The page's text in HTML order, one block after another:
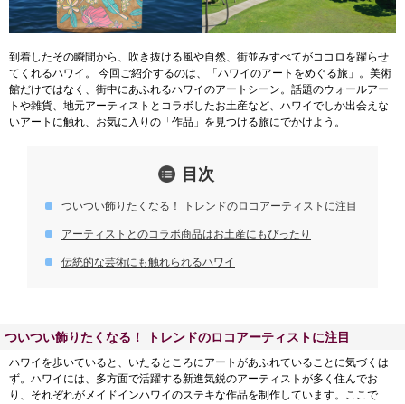
到着したその瞬間から、吹き抜ける風や自然、街並みすべてがココロを躍らせ
てくれるハワイ。 今回ご紹介するのは、「ハワイのアートをめぐる旅」。美術
館だけではなく、街中にあふれるハワイのアートシーン。話題のウォールアー
トや雑貨、地元アーティストとコラボしたお土産など、ハワイでしか出会えな
いアートに触れ、お気に入りの「作品」を見つける旅にでかけよう。
目次
ついつい飾りたくなる！ トレンドのロコアーティストに注目
アーティストとのコラボ商品はお土産にもぴったり
伝統的な芸術にも触れられるハワイ
ついつい飾りたくなる！ トレンドのロコアーティストに注目
ハワイを歩いていると、いたるところにアートがあふれていることに気づくは
ず。ハワイには、多方面で活躍する新進気鋭のアーティストが多く住んでお
り、それぞれがメイドインハワイのステキな作品を制作しています。ここで